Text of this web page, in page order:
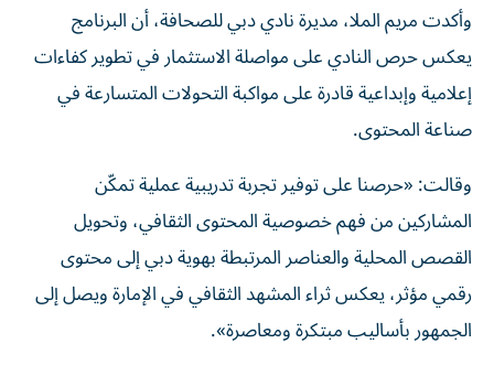
وأكدت مريم الملا، مديرة نادي دبي للصحافة، أن البرنامج
يعكس حرص النادي على مواصلة الاستثمار في تطوير كفاءات
إعلامية وإبداعية قادرة على مواكبة التحولات المتسارعة في
صناعة المحتوى.
وقالت: «حرصنا على توفير تجربة تدريبية عملية تمكّن
المشاركين من فهم خصوصية المحتوى الثقافي، وتحويل
القصص المحلية والعناصر المرتبطة بهوية دبي إلى محتوى
رقمي مؤثر، يعكس ثراء المشهد الثقافي في الإمارة ويصل إلى
الجمهور بأساليب مبتكرة ومعاصرة».